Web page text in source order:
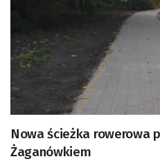
Nowa ścieżka rowerowa
Żaganówkiem